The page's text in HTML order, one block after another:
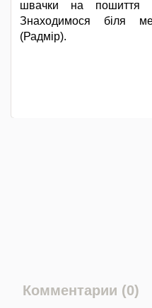
швачки на пошиття
Знаходимося біля
(Радмір).
Комментарии (0)